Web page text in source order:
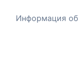
Информация об